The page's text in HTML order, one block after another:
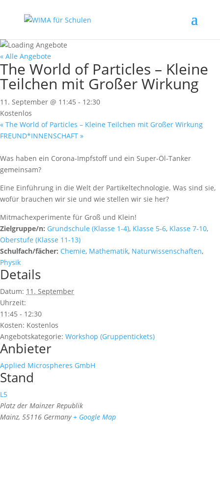
« Alle Angebote
The World of Particles – Kleine
Teilchen mit Großer Wirkung
11. September @ 11:45 - 12:30
Kostenlos
« The World of Particles – Kleine Teilchen mit Großer Wirkung
FREUND*INNENSCHAFT »
Was haben ein Corona-Impfstoff und ein Super-Öl-Tanker
gemeinsam?
Eine Einführung in die Welt der Partikeltechnologie. Was sind sie,
wofür brauchen wir sie und wie stellen wir sie her?
Mitmachexperimente für Groß und Klein!
Zielgruppe/n: Grundschule (Klasse 1-4), Klasse 5-6, Klasse 7-10,
Oberstufe (Klasse 11-13)
Schulfach/fächer: Chemie, Mathematik, Naturwissenschaften,
Physik
Details
Datum: 11. September
Uhrzeit:
11:45 - 12:30
Kosten: Kostenlos
Angebotskategorie: Workshop (Gruppentickets)
Anbieter
Applied Microspheres GmbH
Stand
L5
Platz der Mainzer Republik
Mainz, 55116 Germany + Google Map